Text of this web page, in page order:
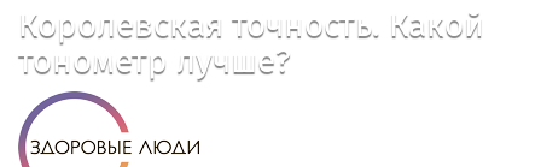
Королевская точность. Какой
тонометр лучше?